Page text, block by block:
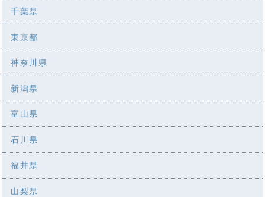
千葉県
東京都
神奈川県
新潟県
富山県
石川県
福井県
山梨県